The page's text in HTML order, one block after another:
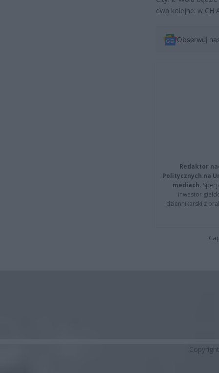
dwa kolejne: w CH
Obserwuj
Redaktor
Politycznych na
mediach.
inwestor
dziennikarski z